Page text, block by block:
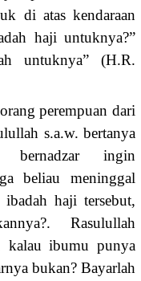
di atas kendaraan
haji untuknya?”
untuknya” (H.R.
perempuan dari
s.a.w. bertanya
bernadzar ingin
beliau meninggal
haji tersebut,
Rasulullah
kalau ibumu punya
bukan? Bayarlah